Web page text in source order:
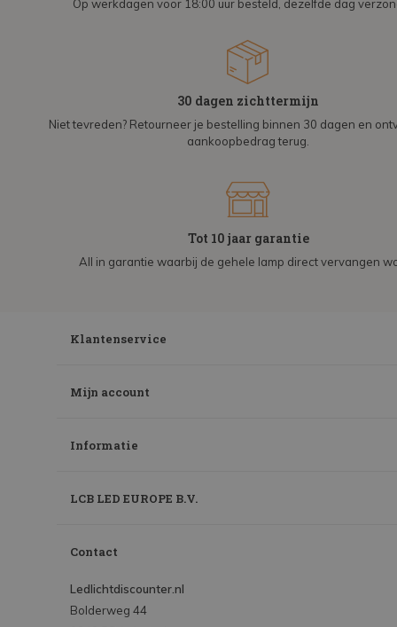
Op werkdagen voor 18:00 uur besteld, dezelfde dag
30 dagen zichttermijn
Niet tevreden? Retourneer je bestelling binnen 30 dagen en
aankoopbedrag terug.
Tot 10 jaar garantie
All in garantie waarbij de gehele lamp direct vervangen
Klantenservice
Mijn account
Informatie
LCB LED EUROPE B.V.
Contact
Ledlichtdiscounter.nl
Bolderweg 44